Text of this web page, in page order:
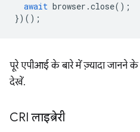
await browser .close();
})();
पूरे एपीआई के बारे में ज़्यादा जानने के
देखें.
CRI लाइब्रेरी